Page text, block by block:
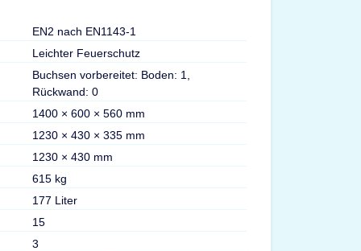
EN2 nach EN1143-1
Leichter Feuerschutz
Buchsen vorbereitet: Boden: 1,
Rückwand: 0
1400 × 600 × 560 mm
1230 × 430 × 335 mm
1230 × 430 mm
615 kg
177 Liter
15
3